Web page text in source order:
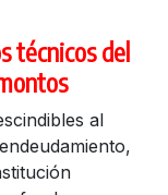
técnicos del
al